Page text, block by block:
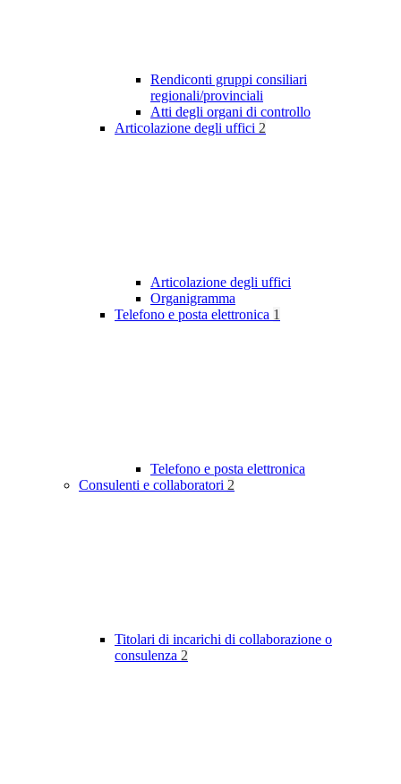
Rendiconti gruppi consiliari
regionali/provinciali
Atti degli organi di controllo
Articolazione degli uffici 2
Articolazione degli uffici
Organigramma
Telefono e posta elettronica 1
Telefono e posta elettronica
Consulenti e collaboratori 2
Titolari di incarichi di collaborazione o
consulenza 2